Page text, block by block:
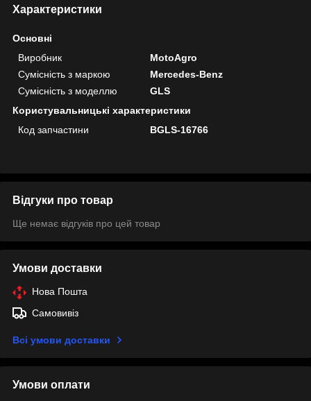
Характеристики
Основні
Виробник
MotoAgro
Сумісність з маркою
Mercedes-Benz
Сумісність з моделлю
GLS
Користувальницькі характеристики
Код запчастини
BGLS-16766
Відгуки про товар
Ще немає відгуків про цей товар
Умови доставки
Нова Пошта
Самовивіз
Всі умови доставки
Умови оплати